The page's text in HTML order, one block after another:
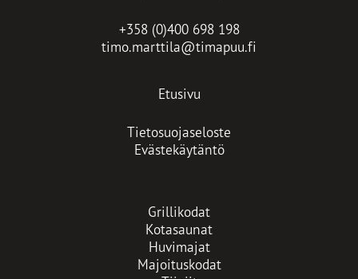
+358 (0)400 698 198
timo.marttila@timapuu.fi
Etusivu
Tietosuojaseloste
Evästekäytäntö
Grillikodat
Kotasaunat
Huvimajat
Majoituskodat